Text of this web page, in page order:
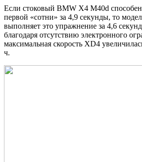
Если стоковый BMW X4 M40d способен
первой «сотни» за 4,9 секунды, то
выполняет это упражнение за 4,6
благодаря отсутствию электронного
максимальная скорость XD4
ч.